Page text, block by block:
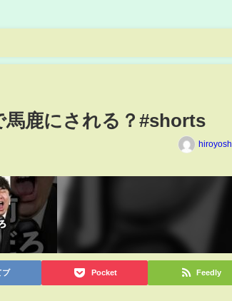
馬鹿にされる？#shorts
ブ Pocket Feedly